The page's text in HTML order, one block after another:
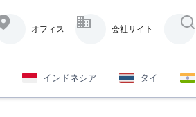
オフィス
会社サイト
インドネシア タイ